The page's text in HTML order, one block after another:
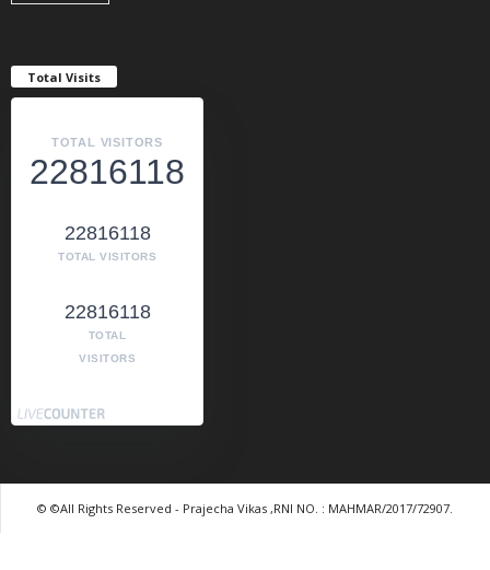
Total Visits
TOTAL VISITORS
22816118
22816118
TOTAL VISITORS
22816118
TOTAL
VISITORS
© ©All Rights Reserved - Prajecha Vikas ,RNI NO. : MAHMAR/2017/72907.